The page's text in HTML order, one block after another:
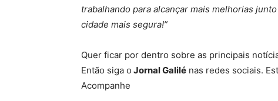
trabalhando para alcançar mais melhorias
cidade mais segura!”
Quer ficar por dentro sobre as principais
Então siga o Jornal Galilé nas redes sociais.
Acompanhe